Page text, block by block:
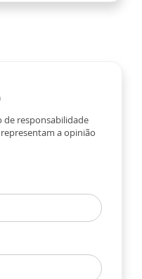
de responsabilidade
a opinião